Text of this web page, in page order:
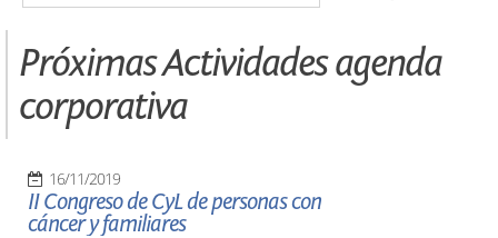
Próximas Actividades agenda
corporativa
16/11/2019
II Congreso de CyL de personas con
cáncer y familiares